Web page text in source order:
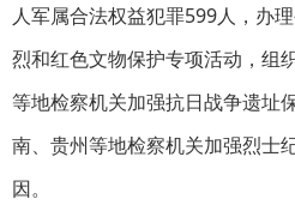
人军属合法权益犯罪599人，办
烈和红色文物保护专项活动，组
等地检察机关加强抗日战争遗址
南、贵州等地检察机关加强烈士
因。